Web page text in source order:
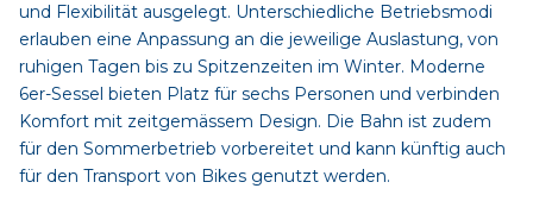
und Flexibilität ausgelegt. Unterschiedliche Betriebsmodi
erlauben eine Anpassung an die jeweilige Auslastung, von
ruhigen Tagen bis zu Spitzenzeiten im Winter. Moderne
6er-Sessel bieten Platz für sechs Personen und verbinden
Komfort mit zeitgemässem Design. Die Bahn ist zudem
für den Sommerbetrieb vorbereitet und kann künftig auch
für den Transport von Bikes genutzt werden.